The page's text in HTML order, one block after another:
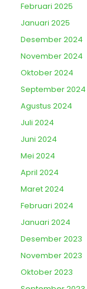
Februari 2025
Januari 2025
Desember 2024
November 2024
Oktober 2024
September 2024
Agustus 2024
Juli 2024
Juni 2024
Mei 2024
April 2024
Maret 2024
Februari 2024
Januari 2024
Desember 2023
November 2023
Oktober 2023